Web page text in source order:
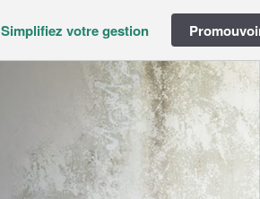
Simplifiez votre gestion